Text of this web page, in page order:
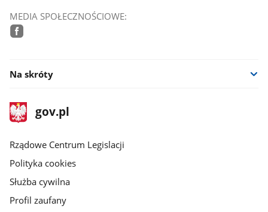
MEDIA SPOŁECZNOŚCIOWE:
Na skróty
stopka
gov.plStrona
gov.pl
Rządowe Centrum Legislacji
Polityka cookies
Służba cywilna
Profil zaufany